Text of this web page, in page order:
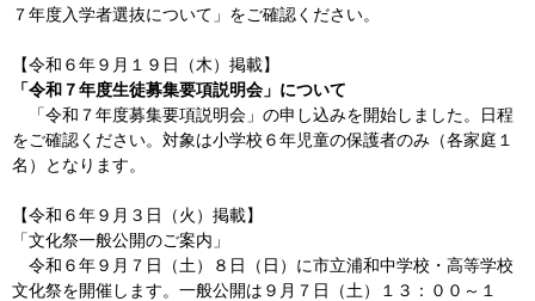
７年度入学者選抜について」 をご確認ください。
【令和６年９月１９日（木）掲載】
「令和７年度生徒募集要項説明会」について
「令和７年度募集要項説明会」の申し込みを開始しました。日程
をご確認ください。対象は小学校６年児童の保護者のみ（各家庭１
名）となります。
【令和６年９月３日（火）掲載】
「文化祭一般公開のご案内」
令和６年９月７日（土）８日（日）に市立浦和中学校・高等学校
文化祭を開催します。一般公開は９月７日（土）１３：００～１